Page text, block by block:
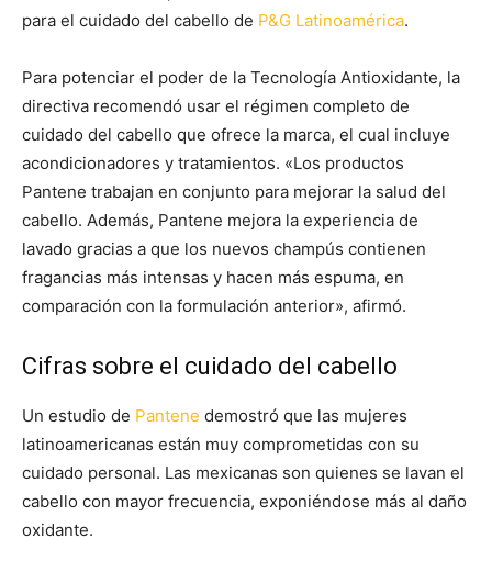
para el cuidado del cabello de P&G Latinoamérica.
Para potenciar el poder de la Tecnología Antioxidante, la
directiva recomendó usar el régimen completo de
cuidado del cabello que ofrece la marca, el cual incluye
acondicionadores y tratamientos. «Los productos
Pantene trabajan en conjunto para mejorar la salud del
cabello. Además, Pantene mejora la experiencia de
lavado gracias a que los nuevos champús contienen
fragancias más intensas y hacen más espuma, en
comparación con la formulación anterior», afirmó.
Cifras sobre el cuidado del cabello
Un estudio de Pantene demostró que las mujeres
latinoamericanas están muy comprometidas con su
cuidado personal. Las mexicanas son quienes se lavan el
cabello con mayor frecuencia, exponiéndose más al daño
oxidante.